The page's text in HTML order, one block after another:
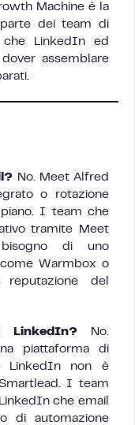
Machine è la
dei team di
LinkedIn ed
assemblare
No. Meet Alfred
o rotazione
I team che
tramite Meet
di uno
Warmbox o
del
LinkedIn? No.
piattaforma di
LinkedIn non è
I team
che email
di automazione